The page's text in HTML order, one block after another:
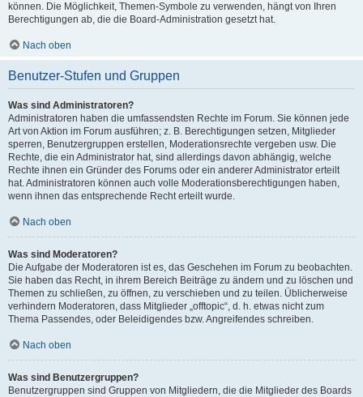
können. Die Möglichkeit, Themen-Symbole zu verwenden, hängt von Ihren
Berechtigungen ab, die die Board-Administration gesetzt hat.
Nach oben
Benutzer-Stufen und Gruppen
Was sind Administratoren?
Administratoren haben die umfassendsten Rechte im Forum. Sie können jede
Art von Aktion im Forum ausführen; z. B. Berechtigungen setzen, Mitglieder
sperren, Benutzergruppen erstellen, Moderationsrechte vergeben usw. Die
Rechte, die ein Administrator hat, sind allerdings davon abhängig, welche
Rechte ihnen ein Gründer des Forums oder ein anderer Administrator erteilt
hat. Administratoren können auch volle Moderationsberechtigungen haben,
wenn ihnen das entsprechende Recht erteilt wurde.
Nach oben
Was sind Moderatoren?
Die Aufgabe der Moderatoren ist es, das Geschehen im Forum zu beobachten.
Sie haben das Recht, in ihrem Bereich Beiträge zu ändern und zu löschen und
Themen zu schließen, zu öffnen, zu verschieben und zu teilen. Üblicherweise
verhindern Moderatoren, dass Mitglieder „offtopic“, d. h. etwas nicht zum
Thema Passendes, oder Beleidigendes bzw. Angreifendes schreiben.
Nach oben
Was sind Benutzergruppen?
Benutzergruppen sind Gruppen von Mitgliedern, die die Mitglieder des Boards